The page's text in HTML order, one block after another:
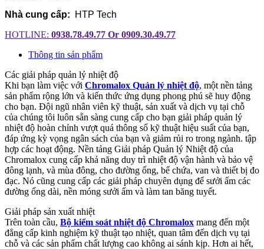
Nhà cung cấp: HTP Tech
HOTLINE: 0938.78.49.77 Or 0909.30.49.77
Thông tin sản phẩm
Các giải pháp quản lý nhiệt độ
Khi bạn làm việc với Chromalox Quản lý nhiệt độ, một nền tảng
sản phẩm rộng lớn và kiến ​​thức ứng dụng phong phú sẽ huy động
cho bạn. Đội ngũ nhân viên kỹ thuật, sản xuất và dịch vụ tại chỗ
của chúng tôi luôn sẵn sàng cung cấp cho bạn giải pháp quản lý
nhiệt độ hoàn chỉnh vượt quá thông số kỹ thuật hiệu suất của bạn,
đáp ứng kỳ vọng ngân sách của bạn và giảm rủi ro trong ngành. tập
hợp các hoạt động. Nền tảng Giải pháp Quản lý Nhiệt độ của
Chromalox cung cấp khả năng duy trì nhiệt độ vận hành và bảo vệ
đông lạnh, và mùa đông, cho đường ống, bể chứa, van và thiết bị đo
đạc. Nó cũng cung cấp các giải pháp chuyên dụng để sưởi ấm các
đường ống dài, nền móng sưởi ấm và làm tan băng tuyết.
Giải pháp sản xuất nhiệt
Trên toàn cầu, Bộ kiểm soát nhiệt độ Chromalox mang đến một
đẳng cấp kinh nghiệm kỹ thuật tạo nhiệt, quan tâm đến dịch vụ tại
chỗ và các sản phẩm chất lượng cao không ai sánh kịp. Hơn ai hết,